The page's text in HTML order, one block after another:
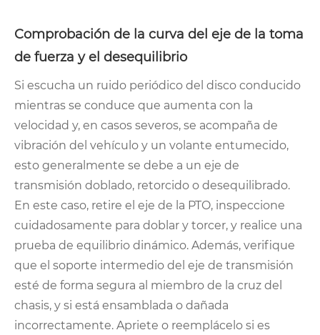
Comprobación de la curva del eje de la toma
de fuerza y ​​el desequilibrio
Si escucha un ruido periódico del disco conducido
mientras se conduce que aumenta con la
velocidad y, en casos severos, se acompaña de
vibración del vehículo y un volante entumecido,
esto generalmente se debe a un eje de
transmisión doblado, retorcido o desequilibrado.
En este caso, retire el eje de la PTO, inspeccione
cuidadosamente para doblar y torcer, y realice una
prueba de equilibrio dinámico. Además, verifique
que el soporte intermedio del eje de transmisión
esté de forma segura al miembro de la cruz del
chasis, y si está ensamblada o dañada
incorrectamente. Apriete o reemplácelo si es